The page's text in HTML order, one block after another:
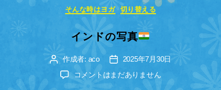
カ
テ
ゴ
リ
ー
そんな時はヨガ 切り替える
インドの写真
投
稿
作成者: aco
投
稿
日
2025年7月30日
イ
ン
コメントはまだありません